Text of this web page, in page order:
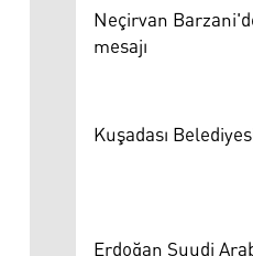
Neçirvan
mesajı
Kuşadası